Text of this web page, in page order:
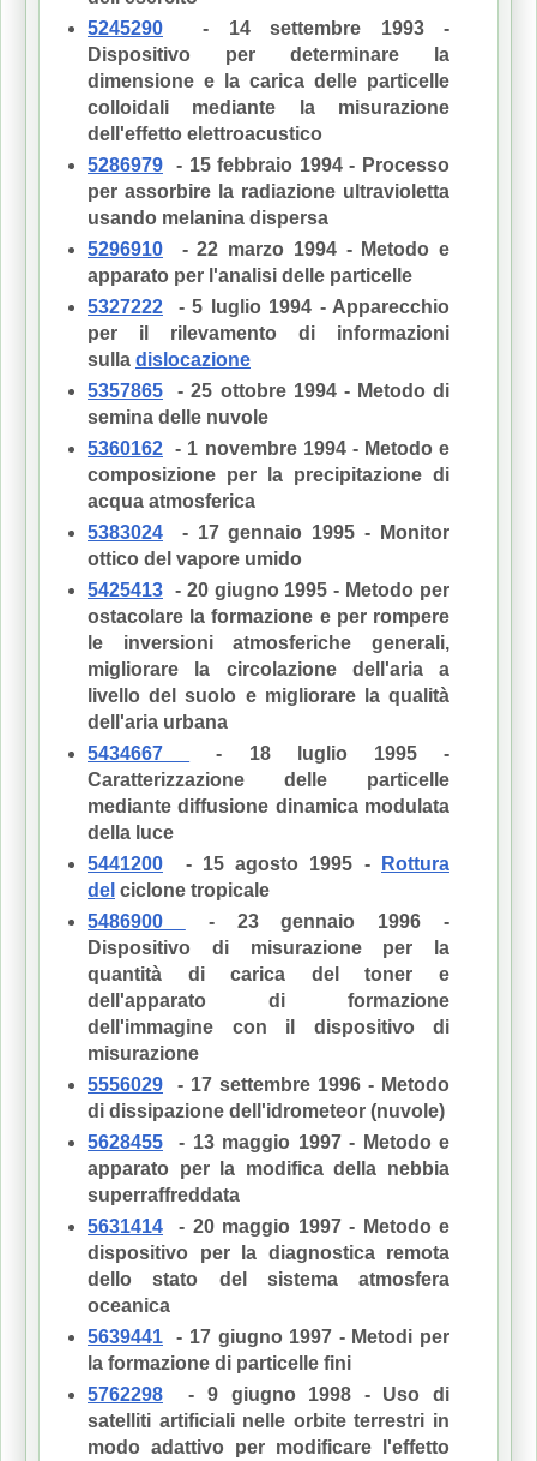
5245290 - 14 settembre 1993 -
Dispositivo per determinare la
dimensione e la carica delle particelle
colloidali mediante la misurazione
dell'effetto elettroacustico
5286979 - 15 febbraio 1994 - Processo
per assorbire la radiazione ultravioletta
usando melanina dispersa
5296910 - 22 marzo 1994 - Metodo e
apparato per l'analisi delle particelle
5327222 - 5 luglio 1994 - Apparecchio
per il rilevamento di informazioni
sulla dislocazione
5357865 - 25 ottobre 1994 - Metodo di
semina delle nuvole
5360162 - 1 novembre 1994 - Metodo e
composizione per la precipitazione di
acqua atmosferica
5383024 - 17 gennaio 1995 - Monitor
ottico del vapore umido
5425413 - 20 giugno 1995 - Metodo per
ostacolare la formazione e per rompere
le inversioni atmosferiche generali,
migliorare la circolazione dell'aria a
livello del suolo e migliorare la qualità
dell'aria urbana
5434667
- 18 luglio 1995 -
Caratterizzazione delle particelle
mediante diffusione dinamica modulata
della luce
5441200 - 15 agosto 1995 -
Rottura
del ciclone tropicale
5486900
- 23 gennaio 1996 -
Dispositivo di misurazione per la
quantità di carica del toner e
dell'apparato di formazione
dell'immagine con il dispositivo di
misurazione
5556029 - 17 settembre 1996 - Metodo
di dissipazione dell'idrometeor (nuvole)
5628455 - 13 maggio 1997 - Metodo e
apparato per la modifica della nebbia
superraffreddata
5631414 - 20 maggio 1997 - Metodo e
dispositivo per la diagnostica remota
dello stato del sistema atmosfera
oceanica
5639441 - 17 giugno 1997 - Metodi per
la formazione di particelle fini
5762298 - 9 giugno 1998 - Uso di
satelliti artificiali nelle orbite terrestri in
modo adattivo per modificare l'effetto